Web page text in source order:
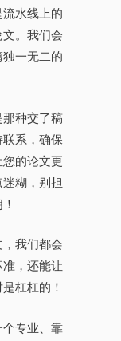
水线上的
。我们会
一无二的
种交了稿
系，确保
的论文更
糊，别担
我们都会
，还能让
杠杠的！
专业、靠